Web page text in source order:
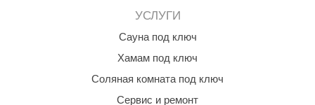
УСЛУГИ
Сауна под ключ
Хамам под ключ
Соляная комната под ключ
Сервис и ремонт